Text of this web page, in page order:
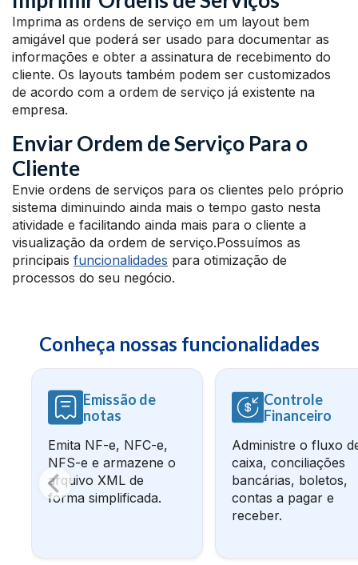
Imprima as ordens de serviço em um layout bem
amigável que poderá ser usado para documentar as
informações e obter a assinatura de recebimento do
cliente. Os layouts também podem ser customizados
de acordo com a ordem de serviço já existente na
empresa.
Enviar Ordem de Serviço Para o
Cliente
Envie ordens de serviços para os clientes pelo próprio
sistema diminuindo ainda mais o tempo gasto nesta
atividade e facilitando ainda mais para o cliente a
visualização da ordem de serviço.Possuímos as
principais funcionalidades para otimização de
processos do seu negócio.
Conheça nossas funcionalidades
Emissão de
notas
Emita NF-e, NFC-e,
NFS-e e armazene o
arquivo XML de
forma simplificada.
Controle
Financeiro
Administre o fluxo
caixa, conciliações
bancárias, boletos,
contas a pagar e
receber.